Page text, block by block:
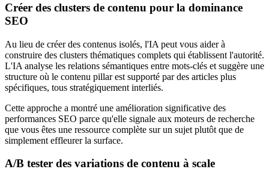
Créer des clusters de contenu pour la dominance
SEO
Au lieu de créer des contenus isolés, l'IA peut vous aider à
construire des clusters thématiques complets qui établissent l'autorité.
L'IA analyse les relations sémantiques entre mots-clés et suggère une
structure où le contenu pillar est supporté par des articles plus
spécifiques, tous stratégiquement interliés.
Cette approche a montré une amélioration significative des
performances SEO parce qu'elle signale aux moteurs de recherche
que vous êtes une ressource complète sur un sujet plutôt que de
simplement effleurer la surface.
A/B tester des variations de contenu à scale